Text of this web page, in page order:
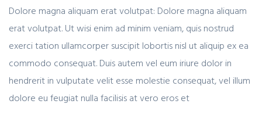
Dolore magna aliquam erat volutpat: Dolore magna aliquam
erat volutpat. Ut wisi enim ad minim veniam, quis nostrud
exerci tation ullamcorper suscipit lobortis nisl ut aliquip ex ea
commodo consequat. Duis autem vel eum iriure dolor in
hendrerit in vulputate velit esse molestie consequat, vel illum
dolore eu feugiat nulla facilisis at vero eros et